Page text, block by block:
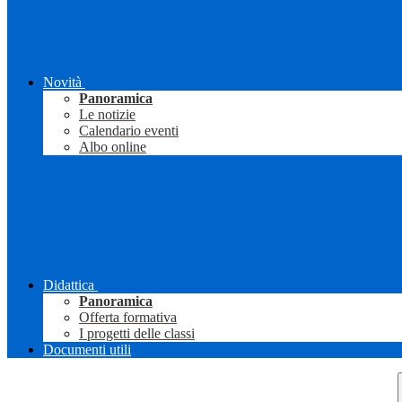
Novità
Panoramica
Le notizie
Calendario eventi
Albo online
Didattica
Panoramica
Offerta formativa
I progetti delle classi
Documenti utili